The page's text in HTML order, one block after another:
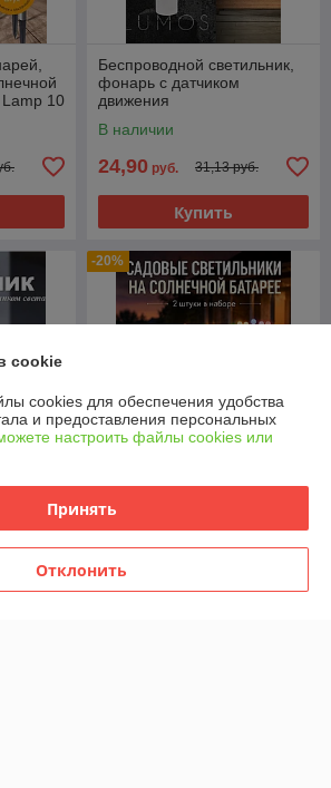
10
Беспроводной светильник,
фонарь с датчиком
движения
В наличии
24,90 руб. 31,13 руб.
Купить
фонарь
-20%
Садовые светильники на
В наличии
24,90руб. 31,13 руб.
cookie
cookies для обеспечения удобства
и предоставления персональных
настроить файлы cookies или
Принять
Отклонить